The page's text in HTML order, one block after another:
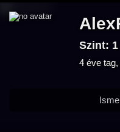
Szint: 1
4 éve tag,